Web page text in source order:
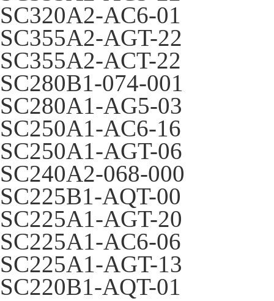
SC320A2-AC6-01
SC355A2-AGT-22
SC355A2-ACT-22
SC280B1-074-001
SC280A1-AG5-03
SC250A1-AC6-16
SC250A1-AGT-06
SC240A2-068-000
SC225B1-AQT-00
SC225A1-AGT-20
SC225A1-AC6-06
SC225A1-AGT-13
SC220B1-AQT-01